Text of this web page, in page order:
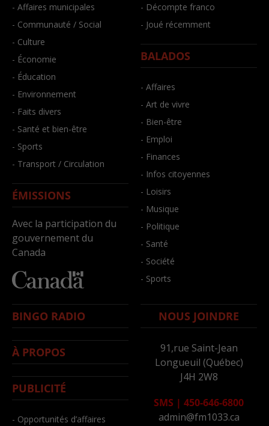
- Affaires municipales
- Communauté / Social
- Culture
- Économie
- Éducation
- Environnement
- Faits divers
- Santé et bien-être
- Sports
- Transport / Circulation
ÉMISSIONS
Avec la participation du
gouvernement du
Canada
- Décompte franco
- Joué récemment
BALADOS
- Affaires
- Art de vivre
- Bien-être
- Emploi
- Finances
- Infos citoyennes
- Loisirs
- Musique
- Politique
- Santé
- Société
- Sports
BINGO RADIO
À PROPOS
PUBLICITÉ
- Opportunités d’affaires
NOUS JOINDRE
91,rue Saint-Jean
Longueuil (Québec)
J4H 2W8
SMS | 450-646-6800
admin@fm1033.ca